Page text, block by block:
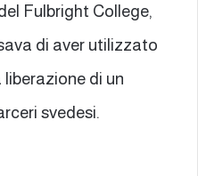
Fulbright College,
di aver utilizzato
liberazione di un
svedesi.